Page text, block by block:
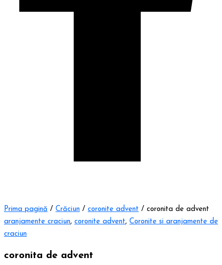
Prima pagină / Crăciun / coronite advent / coronita de advent
aranjamente craciun, coronite advent, Coronite si aranjamente de
craciun
coronita de advent